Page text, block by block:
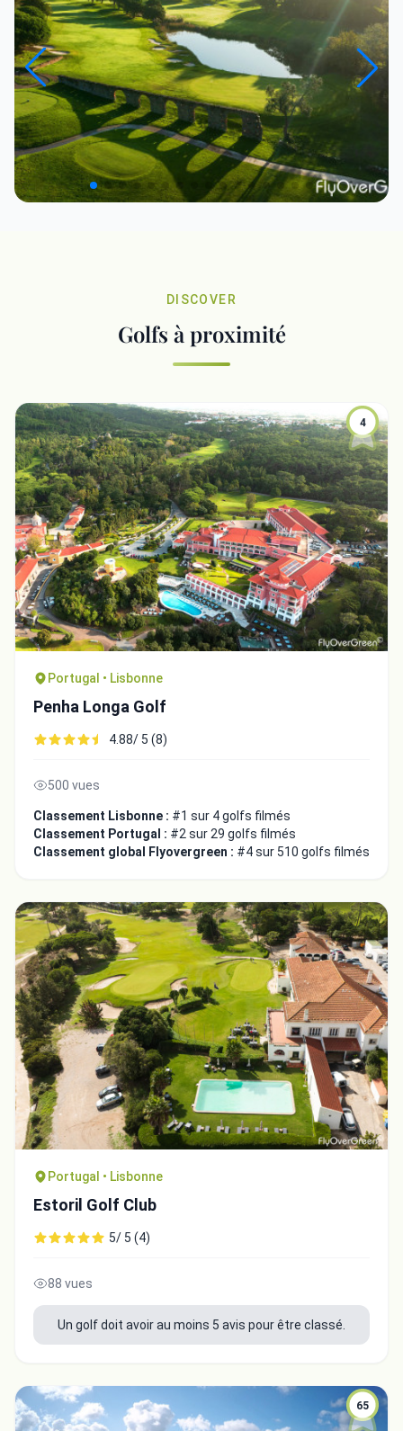
DISCOVER
Golfs à proximité
4
Portugal • Lisbonne
Penha Longa Golf
4.88/ 5 (8)
500 vues
Classement Lisbonne : #1 sur 4 golfs filmés
Classement Portugal : #2 sur 29 golfs filmés
Classement global Flyovergreen : #4 sur 510 golfs filmés
Portugal • Lisbonne
Estoril Golf Club
5/ 5 (4)
88 vues
Un golf doit avoir au moins 5 avis pour être classé.
65